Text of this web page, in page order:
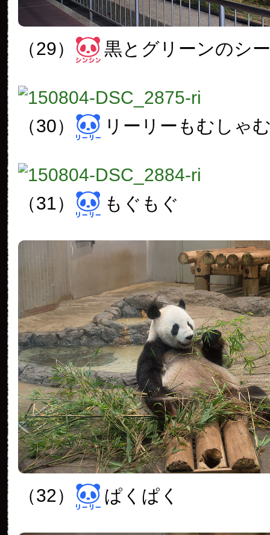
（29） 黒とグリーンのシ
（30） リーリーもむしゃ
（31） もぐもぐ
（32） ぱくぱく